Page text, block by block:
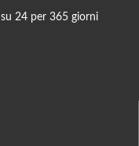
24 per 365 giorni